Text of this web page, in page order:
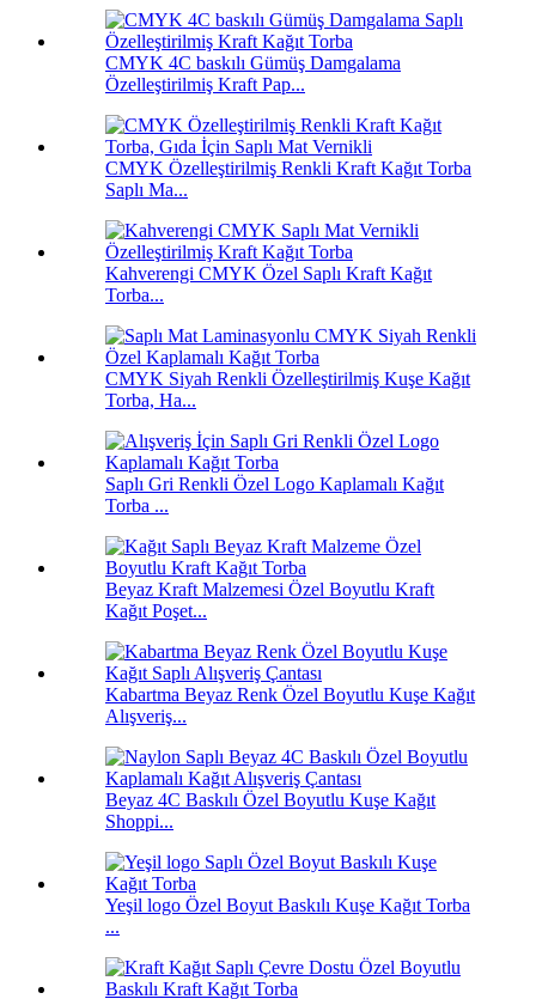
CMYK 4C baskılı Gümüş Damgalama
Özelleştirilmiş Kraft Pap...
CMYK Özelleştirilmiş Renkli Kraft Kağıt Torba
Saplı Ma...
Kahverengi CMYK Özel Saplı Kraft Kağıt
Torba...
CMYK Siyah Renkli Özelleştirilmiş Kuşe Kağıt
Torba, Ha...
Saplı Gri Renkli Özel Logo Kaplamalı Kağıt
Torba ...
Beyaz Kraft Malzemesi Özel Boyutlu Kraft
Kağıt Poşet...
Kabartma Beyaz Renk Özel Boyutlu Kuşe Kağıt
Alışveriş...
Beyaz 4C Baskılı Özel Boyutlu Kuşe Kağıt
Shoppi...
Yeşil logo Özel Boyut Baskılı Kuşe Kağıt Torba
...